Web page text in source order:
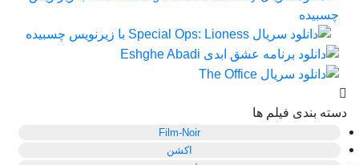
دسته بندی فیلم ها
Film-Noir
اکشن